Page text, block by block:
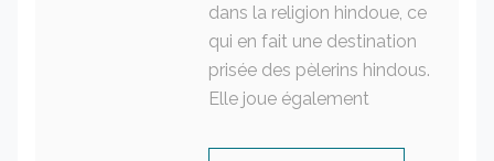
dans la religion hindoue, ce
qui en fait une destination
prisée des pèlerins hindous.
Elle joue également